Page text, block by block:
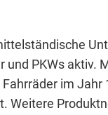
PKWs aktiv.
im Jahr
Weitere
Website
anzeigen